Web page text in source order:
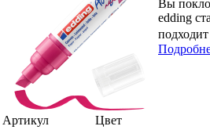
Вы
edding
Артикул Цвет